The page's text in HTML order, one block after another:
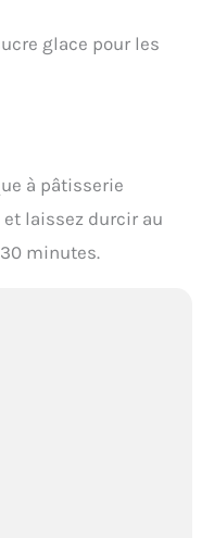
glace pour les
à pâtisserie
laissez durcir au
minutes.